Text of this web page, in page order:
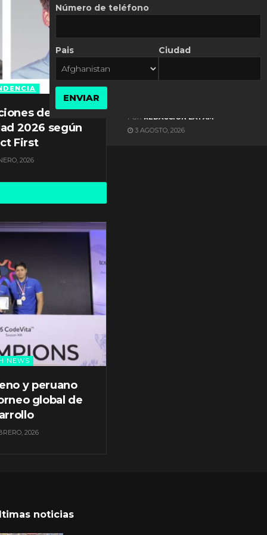
de
2026 según
First
2026
NEWS
y peruano
global de
2026
ES NOTICIA
POR REDACCIÓN LATAM
3 AGOSTO, 2026
noticias
Número de teléfono
Pais Ciudad
ENVIAR